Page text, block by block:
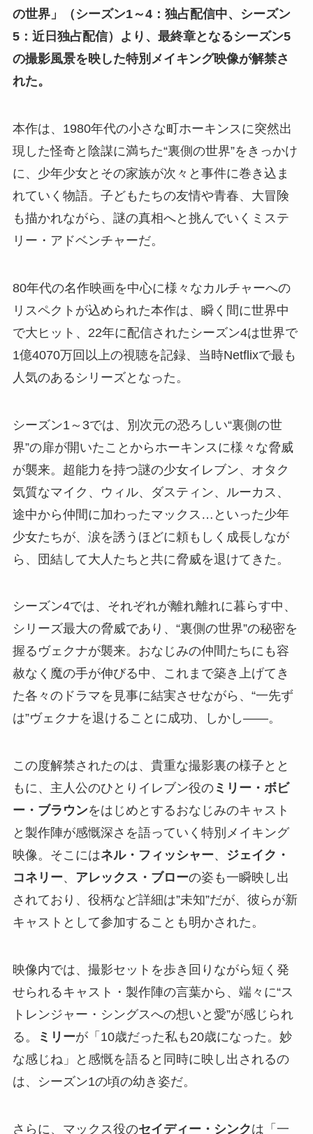
の世界」（シーズン1～4：独占配信中、シーズン
5：近日独占配信）より、最終章となるシーズン5
の撮影風景を映した特別メイキング映像が解禁さ
れた。
本作は、1980年代の小さな町ホーキンスに突然出
現した怪奇と陰謀に満ちた“裏側の世界”をきっかけ
に、少年少女とその家族が次々と事件に巻き込ま
れていく物語。子どもたちの友情や青春、大冒険
も描かれながら、謎の真相へと挑んでいくミステ
リー・アドベンチャーだ。
80年代の名作映画を中心に様々なカルチャーへの
リスペクトが込められた本作は、瞬く間に世界中
で大ヒット、22年に配信されたシーズン4は世界で
1億4070万回以上の視聴を記録、当時Netflixで最も
人気のあるシリーズとなった。
シーズン1～3では、別次元の恐ろしい“裏側の世
界”の扉が開いたことからホーキンスに様々な脅威
が襲来。超能力を持つ謎の少女イレブン、オタク
気質なマイク、ウィル、ダスティン、ルーカス、
途中から仲間に加わったマックス…といった少年
少女たちが、涙を誘うほどに頼もしく成長しなが
ら、団結して大人たちと共に脅威を退けてきた。
シーズン4では、それぞれが離れ離れに暮らす中、
シリーズ最大の脅威であり、“裏側の世界”の秘密を
握るヴェクナが襲来。おなじみの仲間たちにも容
赦なく魔の手が伸びる中、これまで築き上げてき
た各々のドラマを見事に結実させながら、“一先ず
は”ヴェクナを退けることに成功、しかし――。
この度解禁されたのは、貴重な撮影裏の様子とと
もに、主人公のひとりイレブン役のミリー・ボビ
ー・ブラウンをはじめとするおなじみのキャスト
と製作陣が感慨深さを語っていく特別メイキング
映像。そこにはネル・フィッシャー、
ジェイク・
コネリー、 アレックス・ブローの姿も一瞬映し出
されており、役柄など詳細は”未知”だが、彼らが新
キャストとして参加することも明かされた。
映像内では、撮影セットを歩き回りながら短く発
せられるキャスト・製作陣の言葉から、端々に“ス
トレンジャー・シングスへの想いと愛”が感じられ
る。
ミリーが「10歳だった私も20歳になった。妙
な感じね」と感慨を語ると同時に映し出されるの
は、シーズン1の頃の幼き姿だ。
さらに、マックス役のセイディー・シンクは「一